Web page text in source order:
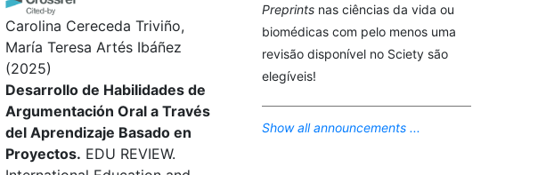
Carolina Cereceda Triviño,
María Teresa Artés Ibáñez
(2025)
Desarrollo de Habilidades de
Argumentación Oral a Través
del Aprendizaje Basado en
Proyectos. EDU REVIEW.
Preprintsnas ciências da vida ou
biomédicas com pelo menos uma
revisão disponível no Sciety são
elegíveis!
Show all announcements ...